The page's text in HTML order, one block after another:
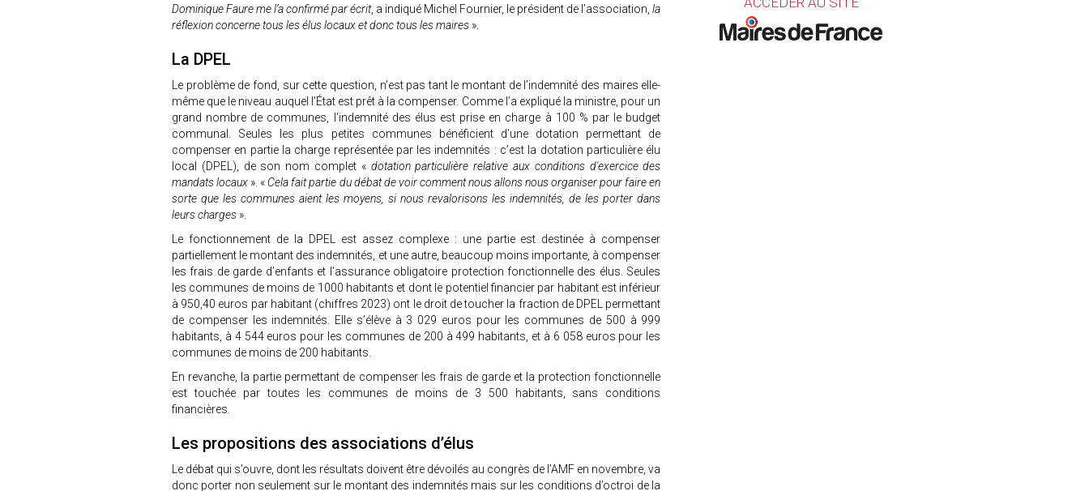
Dominique Faure me l’a confirmé par écrit, a indiqué Michel Fournier, le président de l’association,la
réflexion concerne tous les élus locaux et donc tous les maires ».
La DPEL
Le problème de fond, sur cette question, n’est pas tant le montant de l’indemnité des maires elle-
même que le niveau auquel l’État est prêt à la compenser. Comme l’a expliqué la ministre, pour un
grand nombre de communes, l’indemnité des élus est prise en charge à 100 % par le budget
communal. Seules les plus petites communes bénéficient d’une dotation permettant de
compenser en partie la charge représentée par les indemnités : c’est la dotation particulière élu
local (DPEL), de son nom complet «dotation particulière relative aux conditions d'exercice des
mandats locaux ». « Cela fait partie du débat de voir comment nous allons nous organiser pour faire en
sorte que les communes aient les moyens, si nous revalorisons les indemnités, de les porter dans
leurs charges ».
Le fonctionnement de la DPEL est assez complexe : une partie est destinée à compenser
partiellement le montant des indemnités, et une autre, beaucoup moins importante, à compenser
les frais de garde d’enfants et l’assurance obligatoire protection fonctionnelle des élus. Seules
les communes de moins de 1000 habitants et dont le potentiel financier par habitant est inférieur
à 950,40 euros par habitant (chiffres 2023) ont le droit de toucher la fraction de DPEL permettant
de compenser les indemnités. Elle s’élève à 3 029 euros pour les communes de 500 à 999
habitants, à 4 544 euros pour les communes de 200 à 499 habitants, et à 6 058 euros pour les
communes de moins de 200 habitants.
En revanche, la partie permettant de compenser les frais de garde et la protection fonctionnelle
est touchée par toutes les communes de moins de 3 500 habitants, sans conditions
financières.
Les propositions des associations d’élus
Le débat qui s’ouvre, dont les résultats doivent être dévoilés au congrès de l’AMF en novembre, va
donc porter non seulement sur le montant des indemnités mais sur les conditions d’octroi de la